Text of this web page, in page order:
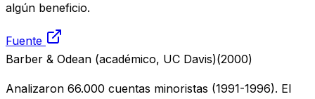
algún beneficio.
Fuente
Barber & Odean (académico, UC Davis)(2000)
Analizaron 66.000 cuentas minoristas (1991-1996). El